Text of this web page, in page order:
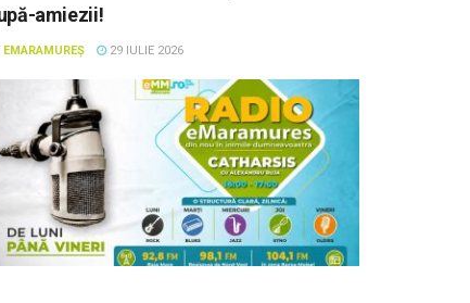
amiezii!
EMARAMUREȘ 29 IULIE 2026